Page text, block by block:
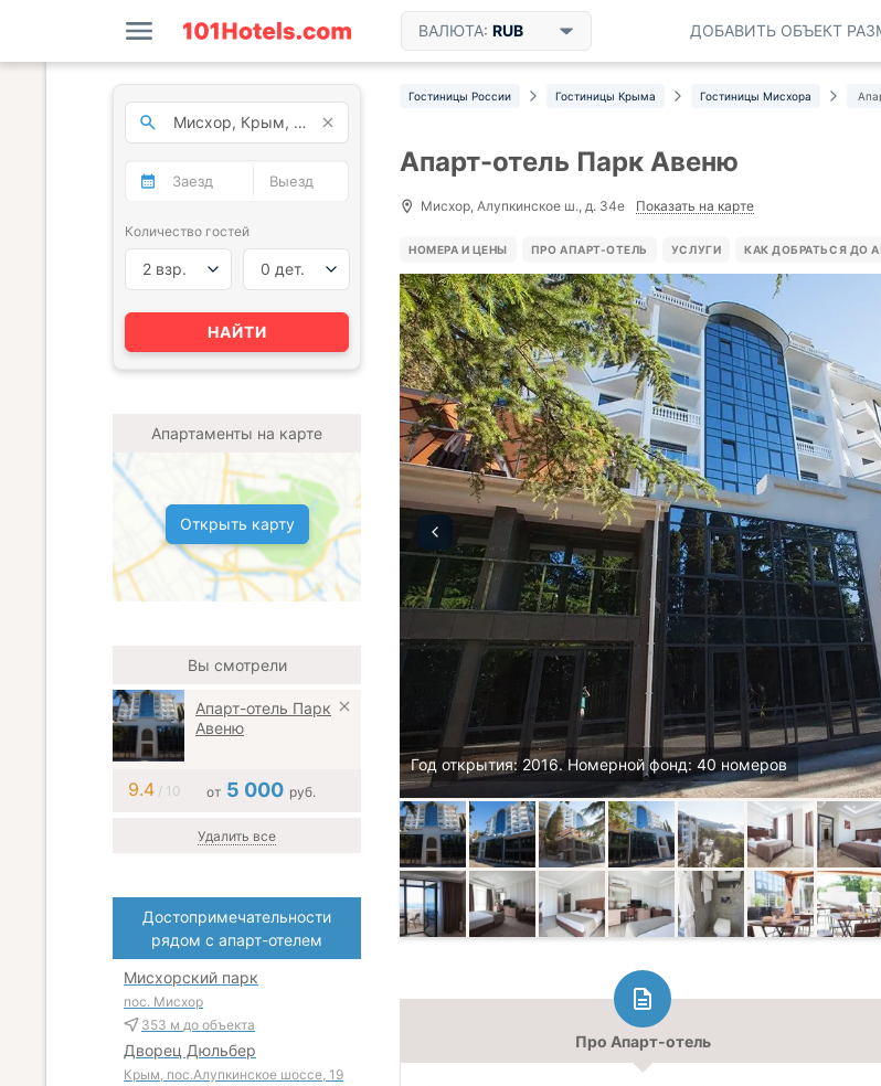
ВАЛЮТА: RUB ДОБАВИТЬ ОБЪЕКТ
Гостиницы России Гостиницы Крыма Гостиницы Мисхора
Апарт-отель Парк Авеню
Мисхор, Алупкинское ш., д. 34е Показать на карте
НОМЕРА И ЦЕНЫ ПРО АПАРТ-ОТЕЛЬ УСЛУГИ КАК ДОБРАТЬСЯ ДО
Год открытия: 2016. Номерной фонд: 40 номеров
Про Апарт-отель
Количество гостей
2 взр. 0 дет.
НАЙТИ
Апартаменты на карте
Открыть карту
Вы смотрели
Апарт-отель Парк
Авеню
9.4/ 10 от 5 000 руб.
Удалить все
Достопримечательности
рядом с апарт-отелем
Мисхорский парк
пос. Мисхор
353 м до объекта
Дворец Дюльбер
Крым, пос.Алупкинское шоссе, 19